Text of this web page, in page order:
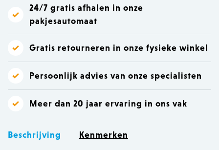
24/7 gratis afhalen in onze
pakjesautomaat
Gratis retourneren in onze fysieke winkel
Persoonlijk advies van onze specialisten
Meer dan 20 jaar ervaring in ons vak
Beschrijving Kenmerken